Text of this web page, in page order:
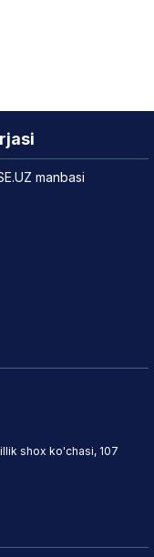
manbasi
shox ko'chasi, 107